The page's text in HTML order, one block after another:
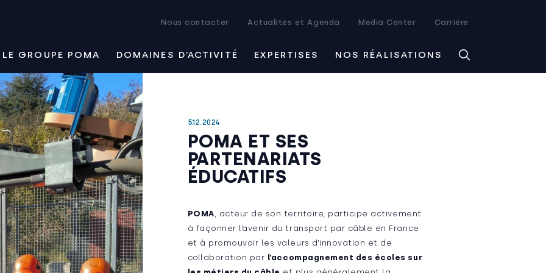
Nous contacter Actualités et Agenda Media Center Carrière
LE GROUPE POMA DOMAINES D’ACTIVITÉ EXPERTISES NOS RÉALISATIONS
5.12.2024
POMA ET SES
PARTENARIATS
ÉDUCATIFS
POMA , acteur de son territoire, participe activement
à façonner l’avenir du transport par câble en France
et à promouvoir les valeurs d’innovation et de
collaboration par l’accompagnement des écoles sur